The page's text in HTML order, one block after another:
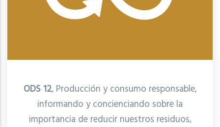
ODS 12, Producción y consumo responsable,
informando y concienciando sobre la
importancia de reducir nuestros residuos,